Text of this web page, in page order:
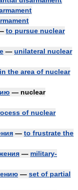
to pursue nuclear
— unilateral nuclear
in the area of nuclear
— nuclear
of nuclear
— to frustrate the
— military-
— set of partial